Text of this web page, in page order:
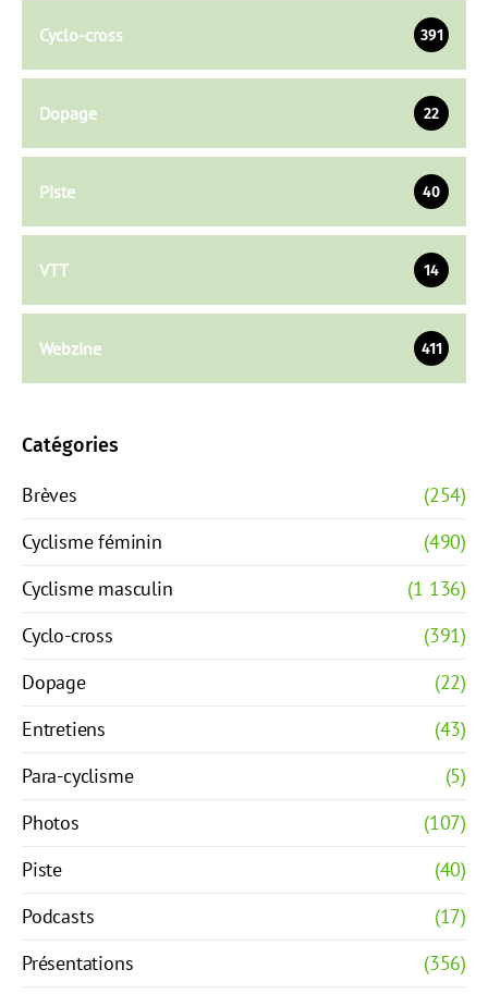
Cyclo-cross 391
Dopage 22
Piste 40
VTT 14
Webzine 411
Catégories
Brèves
(254)
Cyclisme féminin
(490)
Cyclisme masculin
(1 136)
Cyclo-cross
(391)
Dopage
(22)
Entretiens
(43)
Para-cyclisme
(5)
Photos
(107)
Piste
(40)
Podcasts
(17)
Présentations
(356)